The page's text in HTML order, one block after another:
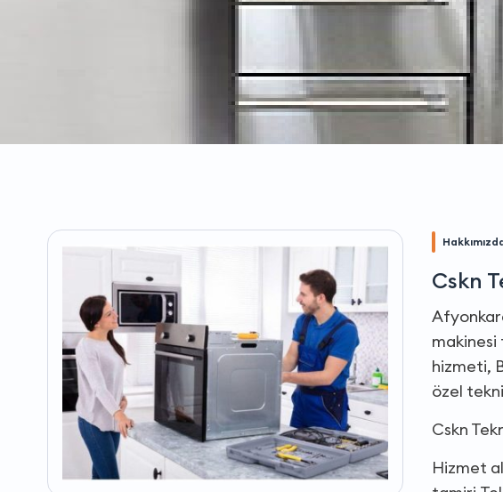
Cskn
makinesi
hizmeti,
özel
Cskn
Hizmet